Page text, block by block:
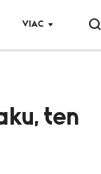
VIAC
ten